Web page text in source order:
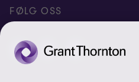
Karriere
Åpenhetsrapport
Personvernerklæring
Disclaimer
FØLG OSS